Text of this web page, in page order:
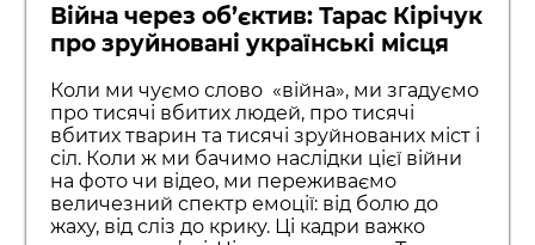
Війна через об’єктив: Тарас Кірічук
про зруйновані українські місця
Коли ми чуємо слово «війна», ми згадуємо
про тисячі вбитих людей, про тисячі
вбитих тварин та тисячі зруйнованих міст і
сіл. Коли ж ми бачимо наслідки цієї війни
на фото чи відео, ми переживаємо
величезний спектр емоції: від болю до
жаху, від сліз до крику. Ці кадри важко